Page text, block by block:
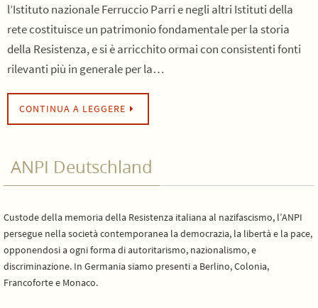
l’Istituto nazionale Ferruccio Parri e negli altri Istituti della
rete costituisce un patrimonio fondamentale per la storia
della Resistenza, e si è arricchito ormai con consistenti fonti
rilevanti più in generale per la…
CONTINUA A LEGGERE
ANPI Deutschland
Custode della memoria della Resistenza italiana al nazifascismo, l’ANPI
persegue nella società contemporanea la democrazia, la libertà e la pace,
opponendosi a ogni forma di autoritarismo, nazionalismo, e
discriminazione. In Germania siamo presenti a Berlino, Colonia,
Francoforte e Monaco.